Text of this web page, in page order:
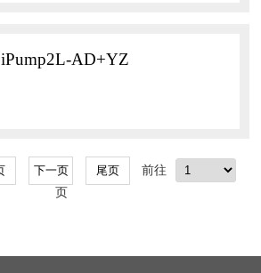
iPump2L-AD+YZ
前往
页